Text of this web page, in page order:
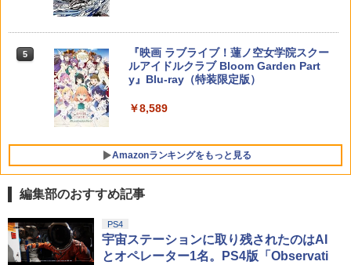
￥5,280
￥2,880
y】/アニメーション[Blu-ray]【返品種別
A】
￥4,400
￥10,737
￥14,141
5
『映画 ラブライブ！蓮ノ空女学院スクー
ルアイドルクラブ Bloom Garden Part
y』Blu-ray（特装限定版）
￥8,589
Amazonランキングをもっと見る
編集部のおすすめ記事
PS4
宇宙ステーションに取り残されたのはAI
とオペレーター1名。PS4版「Observati